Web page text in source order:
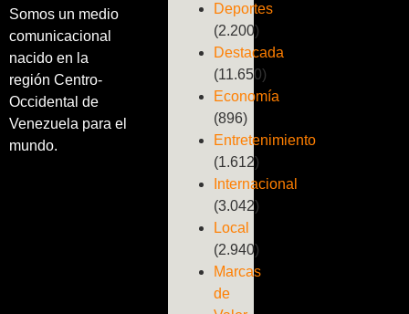
Somos un medio
comunicacional
nacido en la
región Centro-
Occidental de
Venezuela para el
mundo.
Deportes
(2.200)
Destacada
(11.650)
Economía
(896)
Entretenimiento
(1.612)
Internacional
(3.042)
Local
(2.940)
Marcas
de